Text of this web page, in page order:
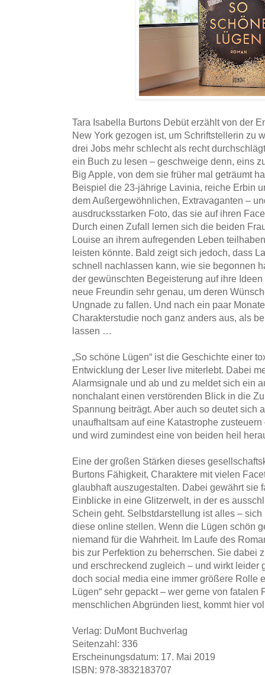
Tara Isabella Burtons Debüt erzählt von der
New York gezogen ist, um Schriftstellerin zu
drei Jobs mehr schlecht als recht
ein Buch zu lesen – geschweige denn, eins
Big Apple, von dem sie früher mal geträumt
Beispiel die 23-jährige Lavinia, reiche Erbin
dem Außergewöhnlichen, Extravaganten –
ausdrucksstarken Foto, das sie auf ihren
Durch einen Zufall lernen sich die beiden
Louise an ihrem aufregenden Leben
leisten könnte. Bald zeigt sich jedoch, dass
schnell nachlassen kann, wie sie begonnen
der gewünschten Begeisterung auf ihre
neue Freundin sehr genau, um deren
Ungnade zu fallen. Und nach ein paar
Charakterstudie noch ganz anders aus, als
lassen …
„So schöne Lügen“ ist die Geschichte einer
Entwicklung der Leser live miterlebt. Dabei
Alarmsignale und ab und zu meldet sich ein
nonchalant einen verstörenden Blick in die
Spannung beiträgt. Aber auch so deutet sich
unaufhaltsam auf eine Katastrophe
und wird zumindest eine von beiden heil
Eine der großen Stärken dieses
Burtons Fähigkeit, Charaktere mit vielen
glaubhaft auszugestalten. Dabei gewährt sie
Einblicke in eine Glitzerwelt, in der es
Schein geht. Selbstdarstellung ist alles –
diese online stellen. Wenn die Lügen schön
niemand für die Wahrheit. Im Laufe des
bis zur Perfektion zu beherrschen. Sie dabei
und erschreckend zugleich – und wirkt leider
doch social media eine immer größere Rolle
Lügen“ sehr gepackt – wer gerne von fatalen
menschlichen Abgründen liest, kommt hier
Verlag: DuMont Buchverlag
Seitenzahl: 336
Erscheinungsdatum: 17. Mai 2019
ISBN: 978-3832183707